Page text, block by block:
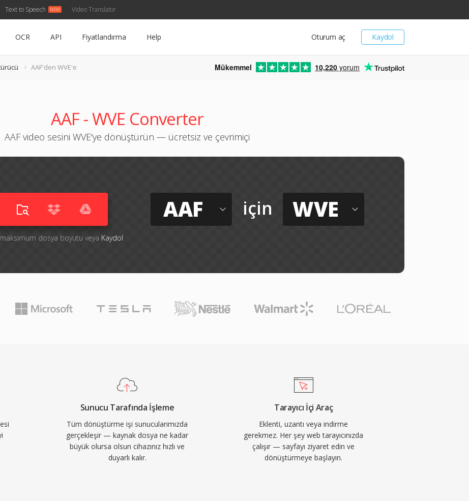
Text to Speech Video Translator
Kaydol
Oturum aç
OCR API Fiyatlandırma Help
AAF'den WVE'e Mükemmel 10,220 yorum
AAF - WVE Converter
AAF video sesini WVE'ye dönüştürün — ücretsiz ve çevrimiçi
maksimum dosya boyutu veya Kaydol
AAF için WVE
Sunucu Tarafında İşleme
Tüm dönüştürme işi sunucularımızda
gerçekleşir — kaynak dosya ne kadar
büyük olursa olsun cihazınız hızlı ve
duyarlı kalır.
Tarayıcı İçi Araç
Eklenti, uzantı veya indirme
gerekmez. Her şey web tarayıcınızda
çalışır — sayfayı ziyaret edin ve
dönüştürmeye başlayın.